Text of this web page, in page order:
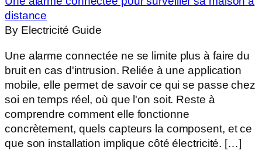
distance
By Electricité Guide
Une alarme connectée ne se limite plus à faire du
bruit en cas d'intrusion. Reliée à une application
mobile, elle permet de savoir ce qui se passe chez
soi en temps réel, où que l'on soit. Reste à
comprendre comment elle fonctionne
concrètement, quels capteurs la composent, et ce
que son installation implique côté électricité. […]